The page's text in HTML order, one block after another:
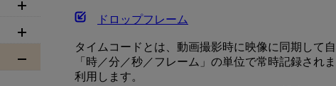
ドロップフレーム
タイムコードとは、動画撮影時に映像に同期して
「時／分／秒／フレーム」の単位で常時記録され
利用します。